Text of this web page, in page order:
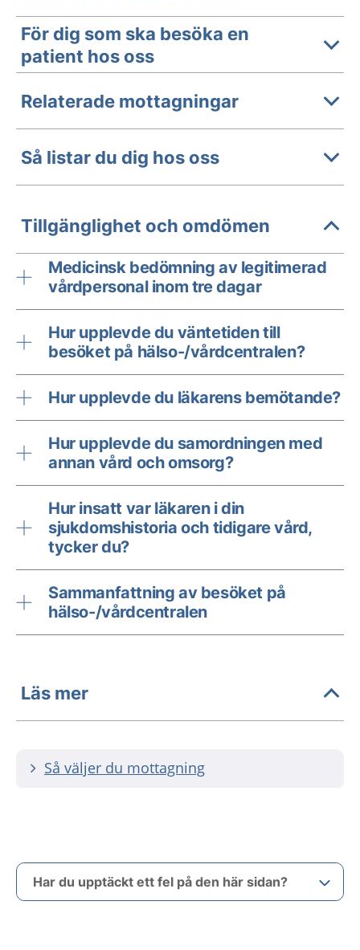
För dig som ska besöka en
patient hos oss
Relaterade mottagningar
Så listar du dig hos oss
Tillgänglighet och omdömen
Medicinsk bedömning av legitimerad
vårdpersonal inom tre dagar
Hur upplevde du väntetiden till
besöket på hälso-/vårdcentralen?
Hur upplevde du läkarens bemötande?
Hur upplevde du samordningen med
annan vård och omsorg?
Hur insatt var läkaren i din
sjukdomshistoria och tidigare vård,
tycker du?
Sammanfattning av besöket på
hälso-/vårdcentralen
Läs mer
Så väljer du mottagning
Har du upptäckt ett fel på den här sidan?